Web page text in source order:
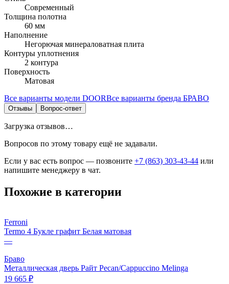
Современный
Толщина полотна
60 мм
Наполнение
Негорючая минераловатная плита
Контуры уплотнения
2 контура
Поверхность
Матовая
Все варианты модели DOORВсе варианты бренда БРАВО
Отзывы Вопрос-ответ
Загрузка отзывов…
Вопросов по этому товару ещё не задавали.
Если у вас есть вопрос — позвоните +7 (863) 303-43-44 или
напишите менеджеру в чат.
Похожие в категории
Ferroni
Termo 4 Букле графит Белая матовая
—
Браво
Металлическая дверь Райт Pecan/Cappuccino Melinga
19 665 ₽